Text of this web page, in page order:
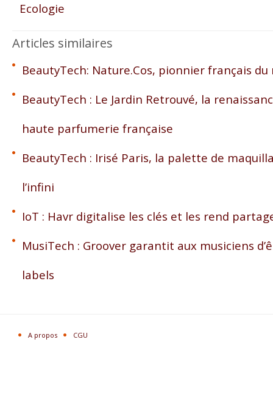
Ecologie
Articles similaires
BeautyTech: Nature.Cos, pionnier français
BeautyTech : Le Jardin Retrouvé, la
haute parfumerie française
BeautyTech : Irisé Paris, la palette de
l’infini
IoT : Havr digitalise les clés et les rend
MusiTech : Groover garantit aux musiciens
labels
A propos CGU